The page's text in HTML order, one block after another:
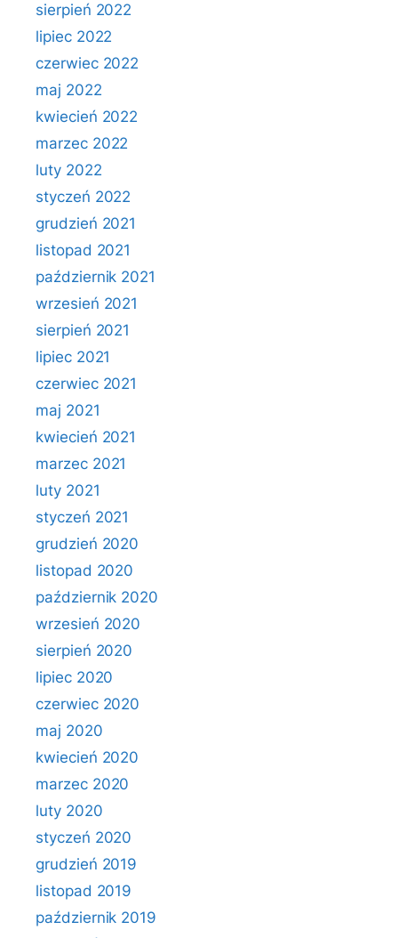
sierpień 2022
lipiec 2022
czerwiec 2022
maj 2022
kwiecień 2022
marzec 2022
luty 2022
styczeń 2022
grudzień 2021
listopad 2021
październik 2021
wrzesień 2021
sierpień 2021
lipiec 2021
czerwiec 2021
maj 2021
kwiecień 2021
marzec 2021
luty 2021
styczeń 2021
grudzień 2020
listopad 2020
październik 2020
wrzesień 2020
sierpień 2020
lipiec 2020
czerwiec 2020
maj 2020
kwiecień 2020
marzec 2020
luty 2020
styczeń 2020
grudzień 2019
listopad 2019
październik 2019